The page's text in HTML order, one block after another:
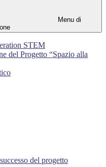
Menu di
STEM
del Progetto “Spazio alla
del progetto